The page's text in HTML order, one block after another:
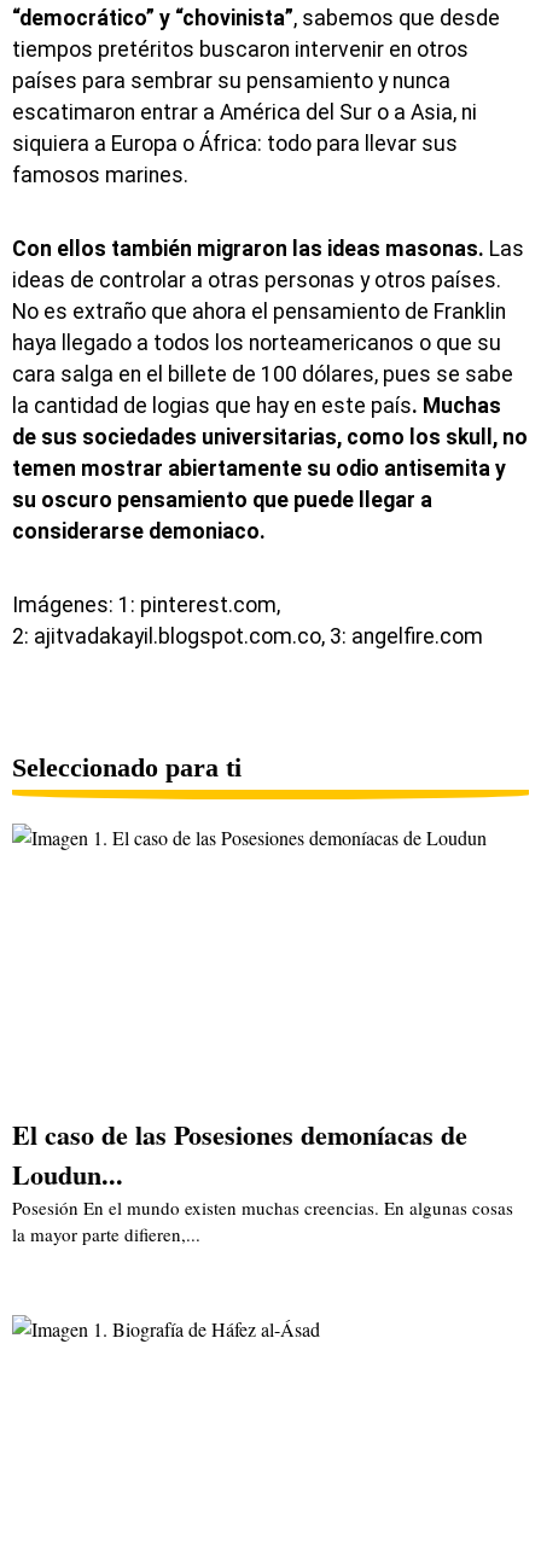
“democrático” y “chovinista”, sabemos que desde
tiempos pretéritos buscaron intervenir en otros
países para sembrar su pensamiento y nunca
escatimaron entrar a América del Sur o a Asia, ni
siquiera a Europa o África: todo para llevar sus
famosos marines.
Con ellos también migraron las ideas masonas. Las
ideas de controlar a otras personas y otros países.
No es extraño que ahora el pensamiento de Franklin
haya llegado a todos los norteamericanos o que su
cara salga en el billete de 100 dólares, pues se sabe
la cantidad de logias que hay en este país. Muchas
de sus sociedades universitarias, como los skull, no
temen mostrar abiertamente su odio antisemita y
su oscuro pensamiento que puede llegar a
considerarse demoniaco.
Imágenes: 1: pinterest.com,
2: ajitvadakayil.blogspot.com.co, 3: angelfire.com
Seleccionado para ti
El caso de las Posesiones demoníacas de
Loudun...
Posesión En el mundo existen muchas creencias. En algunas cosas
la mayor parte difieren,...